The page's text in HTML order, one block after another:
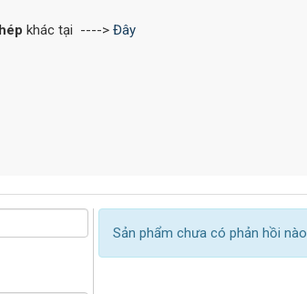
khác tại ----> Đây
Sản phẩm chưa có phản hồi nào